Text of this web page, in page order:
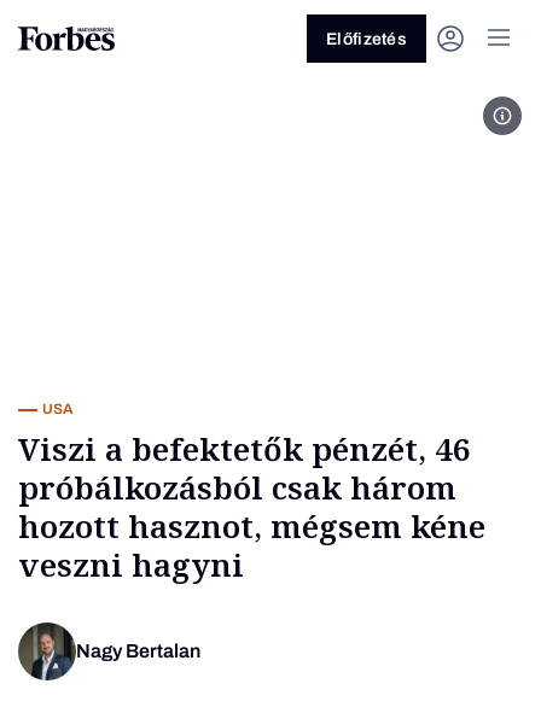
Előfizetés
Az
USA
Viszi a befektetők pénzét, 46
próbálkozásból csak három
hozott hasznot, mégsem kéne
veszni hagyni
Nagy Bertalan